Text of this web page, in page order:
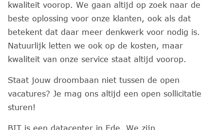
kwaliteit voorop. We gaan altijd op zoek naar de
beste oplossing voor onze klanten, ook als dat
betekent dat daar meer denkwerk voor nodig is.
Natuurlijk letten we ook op de kosten, maar
kwaliteit van onze service staat altijd voorop.
Staat jouw droombaan niet tussen de open
vacatures? Je mag ons altijd een open sollicitatie
sturen!
BIT is een datacenter in Ede. We zijn